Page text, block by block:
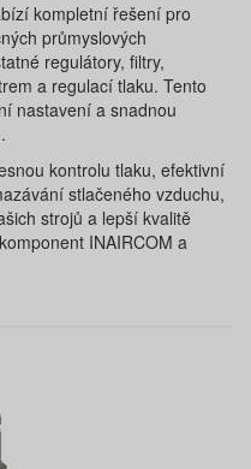
kompletní řešení pro
průmyslových
regulátory, filtry,
a regulací tlaku. Tento
nastavení a snadnou
kontrolu tlaku, efektivní
stlačeného vzduchu,
strojů a lepší kvalitě
INAIRCOM a